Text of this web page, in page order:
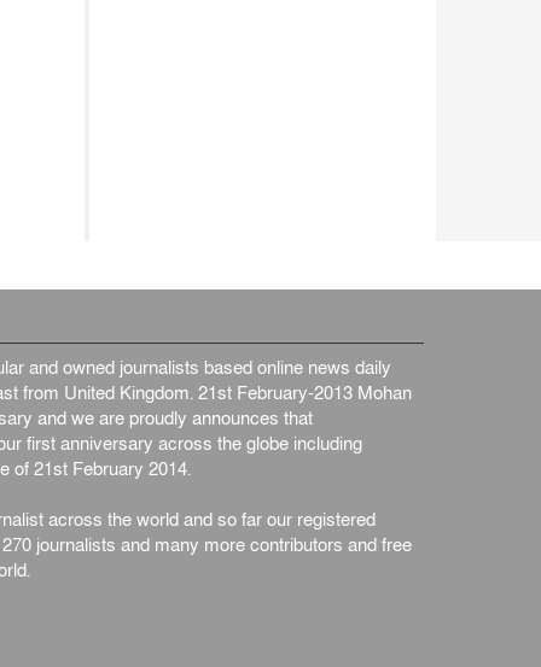
and owned journalists based online news daily
from United Kingdom. 21st February-2013 Mohan
and we are proudly announces that
first anniversary across the globe including
of 21st February 2014.
across the world and so far our registered
journalists and many more contributors and free